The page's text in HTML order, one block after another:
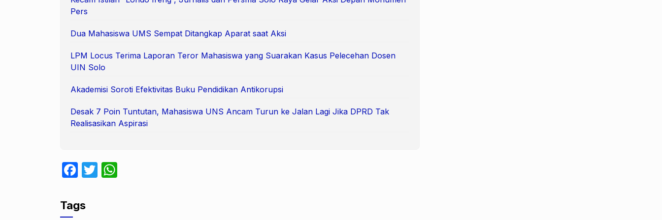
Pers
Dua Mahasiswa UMS Sempat Ditangkap Aparat saat Aksi
LPM Locus Terima Laporan Teror Mahasiswa yang Suarakan Kasus Pelecehan Dosen
UIN Solo
Akademisi Soroti Efektivitas Buku Pendidikan Antikorupsi
Desak 7 Poin Tuntutan, Mahasiswa UNS Ancam Turun ke Jalan Lagi Jika DPRD Tak
Realisasikan Aspirasi
F
c
T
Tags